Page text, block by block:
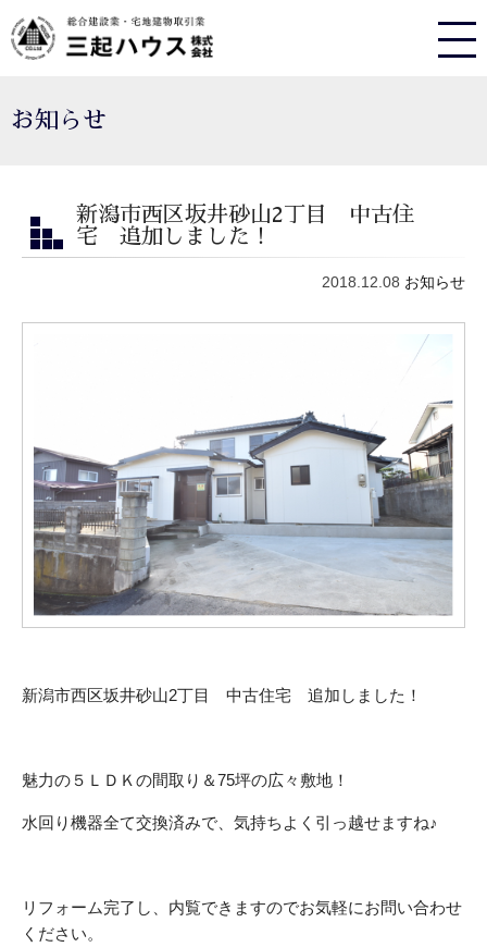
お知らせ
新潟市西区坂井砂山2丁目 中古住
宅 追加しました！
2018.12.08 お知らせ
新潟市西区坂井砂山2丁目 中古住宅 追加しました！
魅力の５ＬＤＫの間取り＆75坪の広々敷地！
水回り機器全て交換済みで、気持ちよく引っ越せますね♪
リフォーム完了し、内覧できますのでお気軽にお問い合わせ
ください。